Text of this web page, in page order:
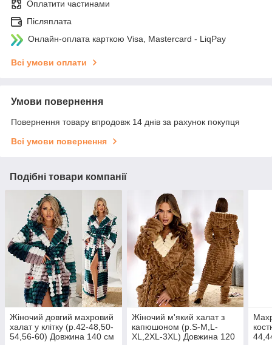
Оплатити частинами
Післяплата
Онлайн-оплата карткою Visa, Mastercard - LiqPay
Всі умови оплати
Умови повернення
Повернення товару впродовж 14 днів за рахунок покупця
Всі умови повернення
Подібні товари компанії
Жіночий довгий махровий
халат у клітку (р.42-48,50-
54,56-60) Довжина 140 см
Жіночий м'який халат з
капюшоном (р.S-M,L-
XL,2XL-3XL) Довжина 120